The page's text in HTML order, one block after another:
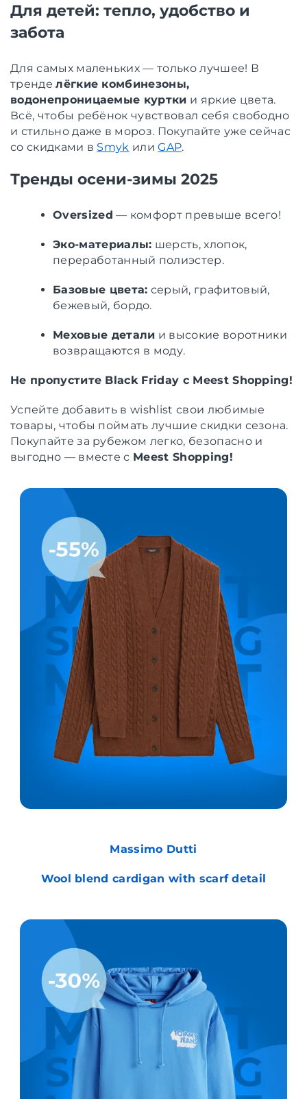
Для детей: тепло, удобство и
забота
Для самых маленьких — только лучшее! В
тренделёгкие комбинезоны,
водонепроницаемые куртки и яркие цвета.
Всё, чтобы ребёнок чувствовал себя свободно
и стильно даже в мороз. Покупайте уже сейчас
со скидками в Smyk илиGAP.
Тренды осени-зимы 2025
Oversized — комфорт превыше всего!
Эко-материалы: шерсть, хлопок,
переработанный полиэстер.
Базовые цвета: серый, графитовый,
бежевый, бордо.
Меховые детали и высокие воротники
возвращаются в моду.
Не пропустите Black Friday с Meest Shopping!
Успейте добавить в wishlist свои любимые
товары, чтобы поймать лучшие скидки сезона.
Покупайте за рубежом легко, безопасно и
выгодно — вместе с Meest Shopping!
Massimo Dutti
Wool blend cardigan with scarf detail